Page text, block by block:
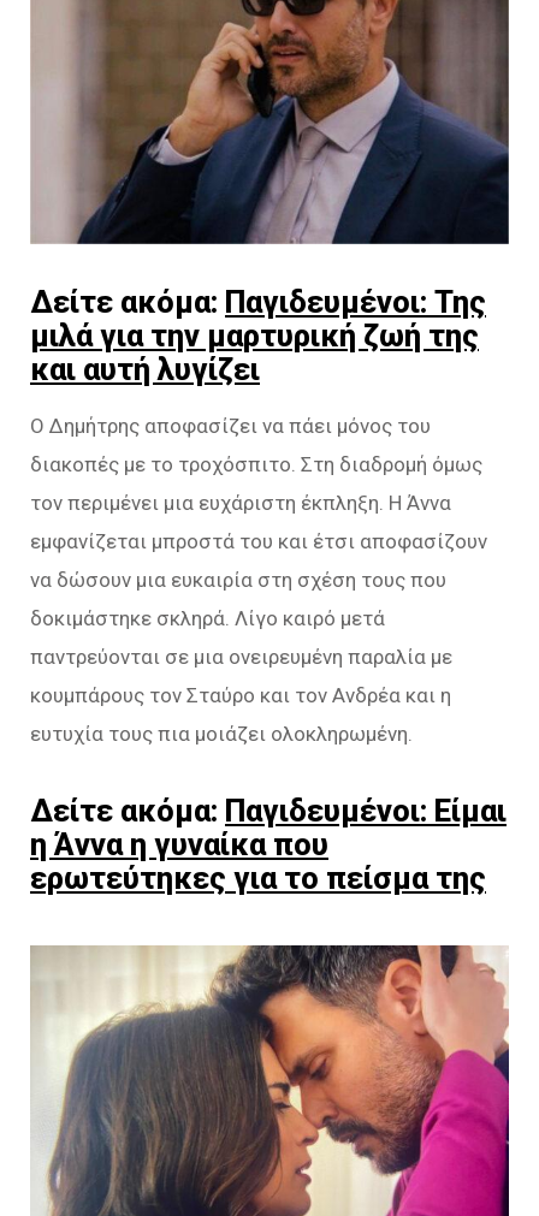
Δείτε ακόμα: Παγιδευμένοι: Της
μιλά για την μαρτυρική ζωή της
και αυτή λυγίζει
Ο Δημήτρης αποφασίζει να πάει μόνος του
διακοπές με το τροχόσπιτο. Στη διαδρομή όμως
τον περιμένει μια ευχάριστη έκπληξη. Η Άννα
εμφανίζεται μπροστά του και έτσι αποφασίζουν
να δώσουν μια ευκαιρία στη σχέση τους που
δοκιμάστηκε σκληρά. Λίγο καιρό μετά
παντρεύονται σε μια ονειρευμένη παραλία με
κουμπάρους τον Σταύρο και τον Ανδρέα και η
ευτυχία τους πια μοιάζει ολοκληρωμένη.
Δείτε ακόμα: Παγιδευμένοι: Είμαι
η Άννα η γυναίκα που
ερωτεύτηκες για το πείσμα της